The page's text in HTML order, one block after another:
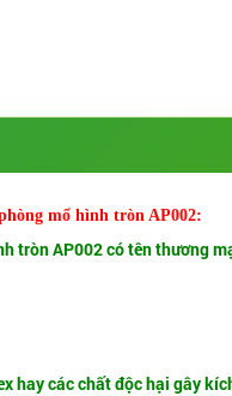
mổ hình tròn AP002:
tròn AP002có tên thương
hay các chất độc hại gây